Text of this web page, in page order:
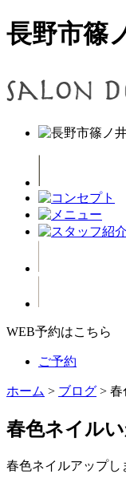
長野市篠
WEB予約はこちら
ご予約
ホーム > ブログ > 春
春色ネイル
春色ネイルアップし